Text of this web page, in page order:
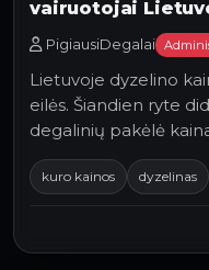
vairuotojai
PigiausiDegalai
Lietuvoje dyzelino
eilės. Šiandien ryte
degalinių pakėlė
kuro kainos dyzelinas